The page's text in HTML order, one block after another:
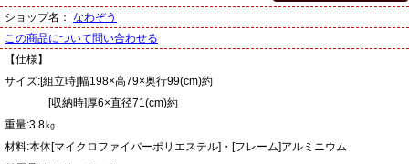
ショップ名： なわぞう
この商品について問い合わせる
【仕様】
サイズ:[組立時]幅198×高79×奥行99(cm)約
[収納時]厚6×直径71(cm)約
重量:3.8㎏
材料:本体[マイクロファイバーポリエステル]・[フレーム]アルミニウム